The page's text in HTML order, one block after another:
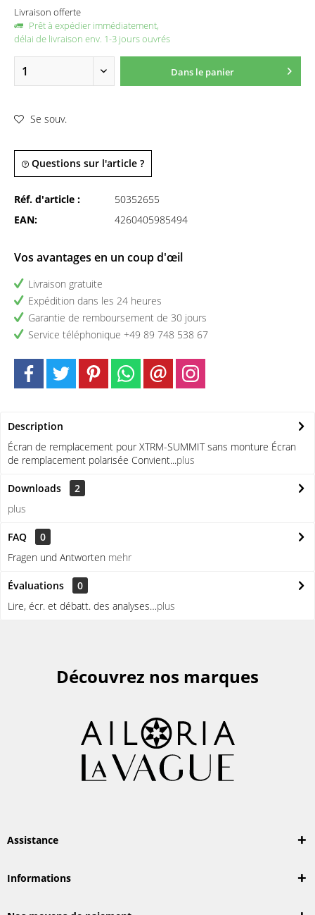
Livraison offerte
Prêt à expédier immédiatement,
délai de livraison env. 1-3 jours ouvrés
Dans le panier
Se souv.
Questions sur l'article ?
Réf. d'article :
50352655
EAN:
4260405985494
Vos avantages en un coup d'œil
Livraison gratuite
Expédition dans les 24 heures
Garantie de remboursement de 30 jours
Service téléphonique +49 89 748 538 67
Description
Écran de remplacement pour XTRM-SUMMIT sans monture Écran
de remplacement polarisée Convient...plus
Downloads
2
plus
FAQ
0
Fragen und Antworten mehr
Évaluations
0
Lire, écr. et débatt. des analyses…plus
Découvrez nos marques
Assistance
Informations